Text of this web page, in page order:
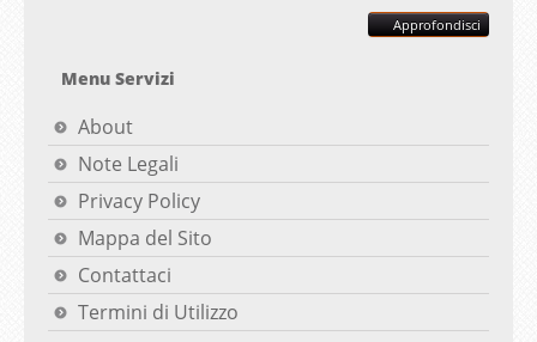
Approfondisci
Menu Servizi
About
Note Legali
Privacy Policy
Mappa del Sito
Contattaci
Termini di Utilizzo